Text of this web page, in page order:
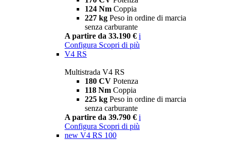
124 Nm Coppia
227 kg Peso in ordine di marcia
senza carburante
A partire da 33.190 € i
Configura Scopri di più
V4 RS
Multistrada V4 RS
180 CV Potenza
118 Nm Coppia
225 kg Peso in ordine di marcia
senza carburante
A partire da 39.790 € i
Configura Scopri di più
new V4 RS 100